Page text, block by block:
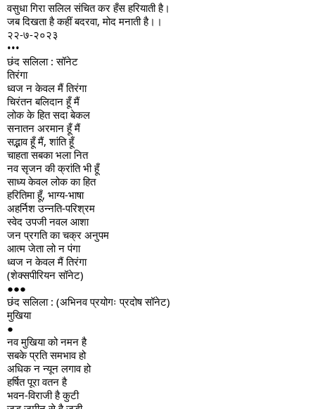
वसुधा गिरा सलिल संचित कर हँस हरियाती है।
जब दिखता है कहीं बदरवा, मोद मनाती है।।
२२-७-२०२३
•••
छंद सलिला : सॉनेट
तिरंगा
ध्वज न केवल मैं तिरंगा
चिरंतन बलिदान हूँ मैं
लोक के हित सदा बेकल
सनातन अरमान हूँ मैं
सद्भाव हूँ मैं, शांति हूँ
चाहता सबका भला नित
नव सृजन की क्रांति भी हूँ
साध्य केवल लोक का हित
हरितिमा हूँ, भाग्य-भाषा
अहर्निश उन्नति-परिश्रम
स्वेद उपजी नवल आशा
जन प्रगति का चक्र अनुपम
आत्म जेता लो न पंगा
ध्वज न केवल मैं तिरंगा
(शेक्सपीरियन सॉनेट)
●●●
छंद सलिला : (अभिनव प्रयोगः प्रदोष सॉनेट)
मुखिया
●
नव मुखिया को नमन है
सबके प्रति समभाव हो
अधिक न न्यून लगाव हो
हर्षित पूरा वतन है
भवन-विराजी है कुटी